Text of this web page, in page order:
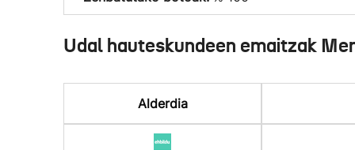
Udal hauteskundeen emaitzak
Alderdia